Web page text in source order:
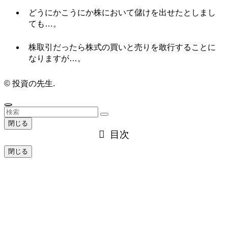
どうにかこうにか株において儲けを出せたとしまし
ても…。
株取引だったら株式の買いと売りを敢行することに
なりますが…。
© 投資の先生.
閉じる
目次
閉じる